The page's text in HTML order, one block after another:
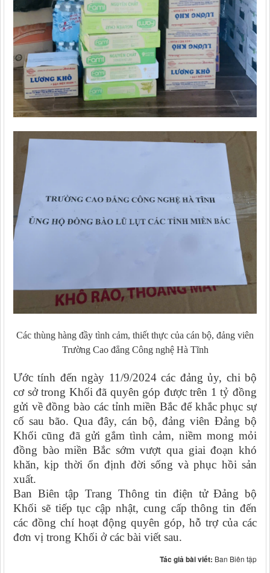
Các thùng hàng đầy tình cảm, thiết thực của cán bộ, đảng viên
Trường Cao đẳng Công nghệ Hà Tĩnh
Ước tính đến ngày 11/9/2024 các đảng ủy, chi bộ
cơ sở trong Khối đã quyên góp được trên 1 tỷ đồng
gửi về đồng bào các tỉnh miền Bắc để khắc phục sự
cố sau bão. Qua đây, cán bộ, đảng viên Đảng bộ
Khối cũng đã gửi gắm tình cảm, niềm mong mỏi
đồng bào miền Bắc sớm vượt qua giai đoạn khó
khăn, kịp thời ổn định đời sống và phục hồi sản
xuất.
Ban Biên tập Trang Thông tin điện tử Đảng bộ
Khối sẽ tiếp tục cập nhật, cung cấp thông tin đến
các đồng chí hoạt động quyên góp, hỗ trợ của các
đơn vị trong Khối ở các bài viết sau.
Tác giả bài viết: Ban Biên tập